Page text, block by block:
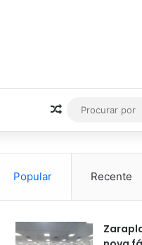
Artigo aleatório
Popular Recente